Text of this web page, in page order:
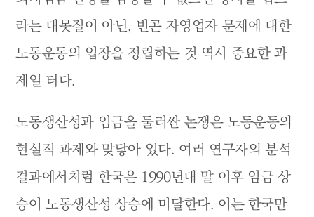
라는 대못질이 아닌, 빈곤 자영업자 문제에 대한
노동운동의 입장을 정립하는 것 역시 중요한 과
제일 터다.
노동생산성과 임금을 둘러싼 논쟁은 노동운동의
현실적 과제와 맞닿아 있다. 여러 연구자의 분석
결과에서처럼 한국은 1990년대 말 이후 임금 상
승이 노동생산성 상승에 미달한다. 이는 한국만